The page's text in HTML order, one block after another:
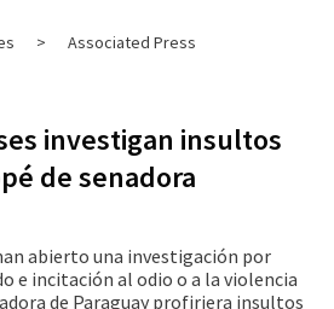
> Associated Press
investigan insultos
de senadora
abierto una investigación por
e incitación al odio o a la violencia
de Paraguay profiriera insultos